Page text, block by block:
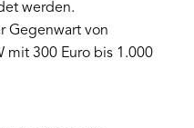
werden.
Gegenwart von
mit 300 Euro bis 1.000